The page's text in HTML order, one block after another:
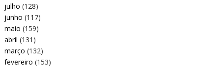
julho (128)
junho (117)
maio (159)
abril (131)
março (132)
fevereiro (153)